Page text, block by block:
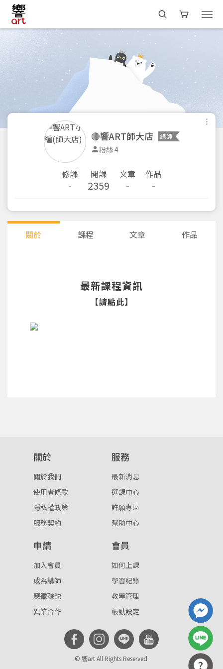
或
註冊
按下註冊即代表你同意我們的 使用者條款
。
重設密碼
🔴響ART師大店 講師
粉絲 4
修課
-
開課
2359
文章
-
作品
-
關於 課程 文章 作品
最新課程資訊
【請點此】
關於
關於我們
使用者條款
隱私權政策
服務契約
服務
最新消息
選課中心
許願專區
幫助中心
申請
加入會員
成為講師
應徵職缺
異業合作
會員
如何上課
學習紀錄
教學管理
帳號設定
© 響art All Rights Reserved.